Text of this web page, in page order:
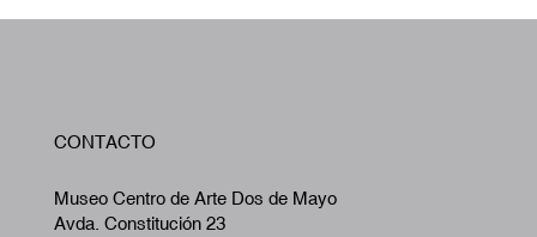
CONTACTO
Museo Centro de Arte Dos de Mayo
Avda. Constitución 23